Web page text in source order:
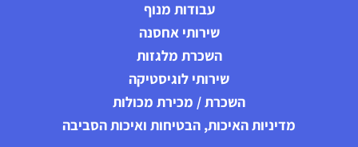
עבודות מנוף
שירותי אחסנה
השכרת מלגזות
שירותי לוגיסטיקה
השכרת / מכירת מכולות
מדיניות האיכות, הבטיחות ואיכות הסביבה